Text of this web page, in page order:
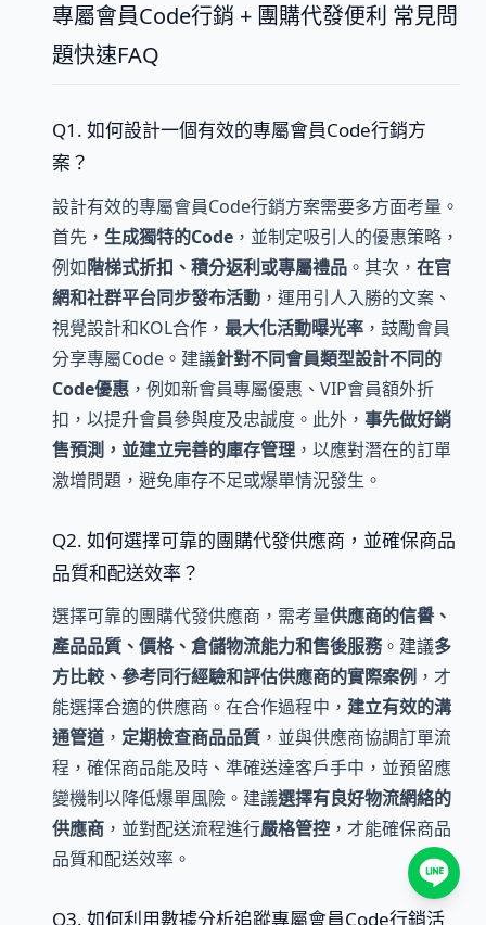
專屬會員Code行銷 + 團購代發便利 常見問
題快速FAQ
Q1. 如何設計一個有效的專屬會員Code行銷方
案？
設計有效的專屬會員Code行銷方案需要多方面考量。
首先， 生成獨特的Code ，並制定吸引人的優惠策略，
例如階梯式折扣、積分返利或專屬禮品 。其次， 在官
網和社群平台同步發布活動 ，運用引人入勝的文案、
視覺設計和KOL合作， 最大化活動曝光率 ，鼓勵會員
分享專屬Code。建議針對不同會員類型設計不同的
Code優惠 ，例如新會員專屬優惠、VIP會員額外折
扣，以提升會員參與度及忠誠度。此外， 事先做好銷
售預測，並建立完善的庫存管理 ，以應對潛在的訂單
激增問題，避免庫存不足或爆單情況發生。
Q2. 如何選擇可靠的團購代發供應商，並確保商品
品質和配送效率？
選擇可靠的團購代發供應商，需考量供應商的信譽、
產品品質、價格、倉儲物流能力和售後服務。建議多
方比較、參考同行經驗和評估供應商的實際案例 ，才
能選擇合適的供應商。在合作過程中， 建立有效的溝
通管道 ， 定期檢查商品品質 ，並與供應商協調訂單流
程，確保商品能及時、準確送達客戶手中，並預留應
變機制以降低爆單風險。建議選擇有良好物流網絡的
供應商 ，並對配送流程進行嚴格管控 ，才能確保商品
品質和配送效率。
Q3. 如何利用數據分析追蹤專屬會員Code行銷活